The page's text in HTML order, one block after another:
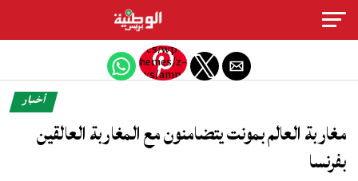
/htdocs/wp-
content/themes/z-
news/amp-
Warning:
أخبار
مغاربة العالم بمونت يتضامنون مع المغاربة العالقين
بفرنسا
Exit mobile version